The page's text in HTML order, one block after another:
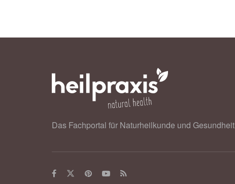
Das Fachportal für Naturheilkunde und Gesundheit